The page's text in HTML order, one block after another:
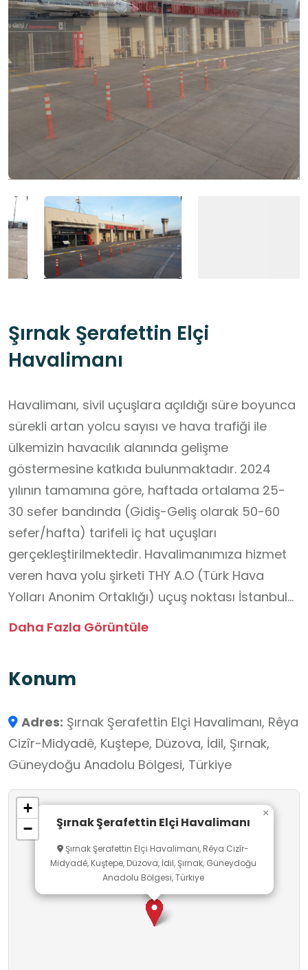
Şırnak Şerafettin Elçi
Havalimanı
Havalimanı, sivil uçuşlara açıldığı süre boyunca
sürekli artan yolcu sayısı ve hava trafiği ile
ülkemizin havacılık alanında gelişme
göstermesine katkıda bulunmaktadır. 2024
yılının tamamına göre, haftada ortalama 25-
30 sefer bandında (Gidiş-Geliş olarak 50-60
sefer/hafta) tarifeli iç hat uçuşları
gerçekleştirilmektedir. Havalimanımıza hizmet
veren hava yolu şirketi THY A.O (Türk Hava
Yolları Anonim Ortaklığı) uçuş noktası İstanbul
Havalimanı ve AJET Hava Taşımacılığı Anonim
Havalimanıdır.
düzeylerinde farklı öğrenme çıktılarına hizmet
edebileceği için etkili bir öğrenme ortamı
oluşturmaktadır.
Daha Fazla Görüntüle
Konum
Adres: Şırnak Şerafettin Elçi Havalimanı, Rêya
Cizîr-Midyadê, Kuştepe, Düzova, İdil, Şırnak,
Güneydoğu Anadolu Bölgesi, Türkiye
Şırnak Şerafettin Elçi Havalimanı
Şırnak Şerafettin Elçi Havalimanı, Rêya Cizîr-
Midyadê, Kuştepe, Düzova, İdil, Şırnak, Güneydoğu
Anadolu Bölgesi, Türkiye
×
+
−